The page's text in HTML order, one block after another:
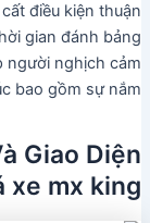
điều kiện thuận
gian đánh bảng
người nghịch cảm
bao gồm sự nắm.
Giao Diện
xe mx king